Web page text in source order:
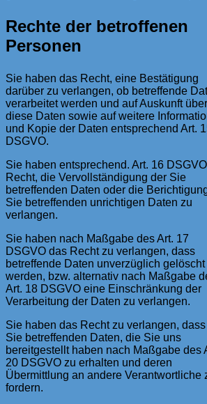
Rechte der betroffenen
Personen
Sie haben das Recht, eine Bestätigung
darüber zu verlangen, ob betreffende
verarbeitet werden und auf Auskunft über
diese Daten sowie auf weitere
und Kopie der Daten entsprechend Art.
DSGVO.
Sie haben entsprechend. Art. 16
Recht, die Vervollständigung der Sie
betreffenden Daten oder die
Sie betreffenden unrichtigen Daten zu
verlangen.
Sie haben nach Maßgabe des Art. 17
DSGVO das Recht zu verlangen, dass
betreffende Daten unverzüglich gelöscht
werden, bzw. alternativ nach Maßgabe
Art. 18 DSGVO eine Einschränkung der
Verarbeitung der Daten zu verlangen.
Sie haben das Recht zu verlangen,
Sie betreffenden Daten, die Sie uns
bereitgestellt haben nach Maßgabe des
20 DSGVO zu erhalten und deren
Übermittlung an andere Verantwortliche
fordern.